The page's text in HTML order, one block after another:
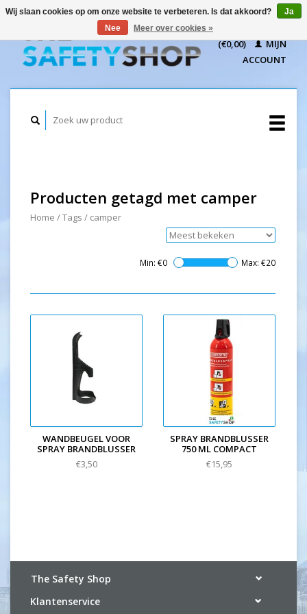
(€0,00)
MIJN
ACCOUNT
Producten getagd met camper
Home /Tags / camper
Min: €0 Max: €20
WANDBEUGEL VOOR
SPRAY BRANDBLUSSER
€3,50
SPRAY BRANDBLUSSER
750 ML COMPACT
€15,95
The Safety Shop
Klantenservice
Wij slaan cookies op om onze website te verbeteren. Is dat akkoord?
Ja
Nee
Meer over cookies »